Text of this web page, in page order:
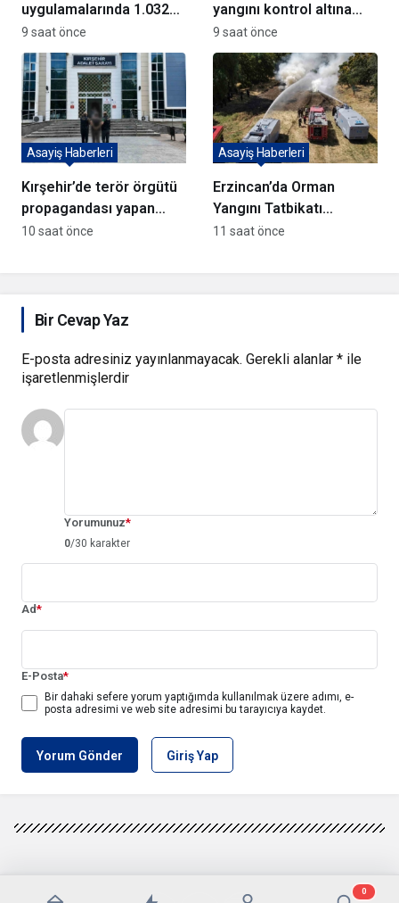
uygulamalarında 1.032
kişi yakalandı
9 saat önce
yangını kontrol altına
alındı
9 saat önce
Kırşehir’de terör örgütü
propagandası yapan
şüpheli yakalandı
Asayiş Haberleri
10 saat önce
Erzincan’da Orman
Yangını Tatbikatı
Gerçekleştirildi
Asayiş Haberleri
11 saat önce
Bir Cevap Yaz
E-posta adresiniz yayınlanmayacak. Gerekli alanlar * ile
işaretlenmişlerdir
Yorumunuz*
0/30 karakter
Ad*
E-Posta*
Bir dahaki sefere yorum yaptığımda kullanılmak üzere adımı, e-
posta adresimi ve web site adresimi bu tarayıcıya kaydet.
Yorum Gönder Giriş Yap
0